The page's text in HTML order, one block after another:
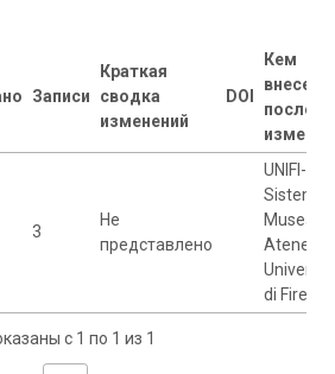
Записи
Краткая
сводка
изменений
DOI
Кем
внесены
3
Не
представлено
UNIFI-
Sistema
Museale
Ateneo -
di Firenze
с 1 по 1 из 1